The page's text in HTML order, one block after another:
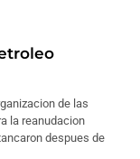
de las
la reanudacion
despues de